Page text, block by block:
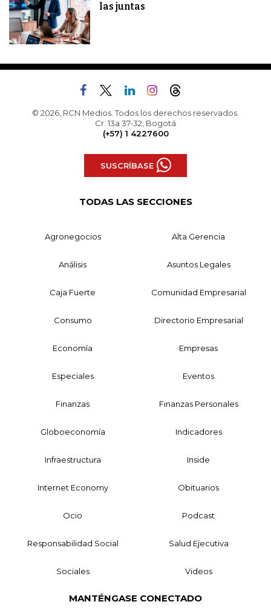
las juntas
© 2026, RCN Medios. Todos los derechos reservados.
Cr. 13a 37-32, Bogotá
(+57) 1 4227600
SUSCRÍBASE
TODAS LAS SECCIONES
Agronegocios Alta Gerencia
Análisis Asuntos Legales
Caja Fuerte Comunidad Empresarial
Consumo Directorio Empresarial
Economía Empresas
Especiales Eventos
Finanzas Finanzas Personales
Globoeconomía Indicadores
Infraestructura Inside
Internet Economy Obituarios
Ocio Podcast
Responsabilidad Social Salud Ejecutiva
Sociales Videos
MANTÉNGASE CONECTADO